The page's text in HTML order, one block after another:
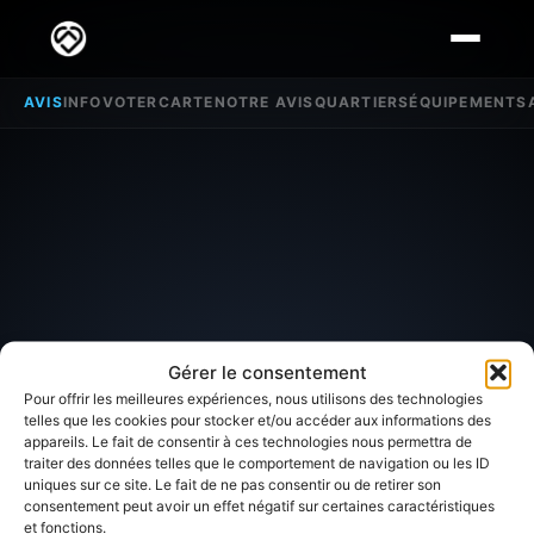
Gérer le consentement
Pour offrir les meilleures expériences, nous utilisons des technologies
telles que les cookies pour stocker et/ou accéder aux informations des
appareils. Le fait de consentir à ces technologies nous permettra de
traiter des données telles que le comportement de navigation ou les ID
uniques sur ce site. Le fait de ne pas consentir ou de retirer son
consentement peut avoir un effet négatif sur certaines caractéristiques
et fonctions.
AVISINFOVOTERCARTENOTRE AVISQUARTIERSÉQUIPEMENTS
SECTEUR D'INTÉRÊT